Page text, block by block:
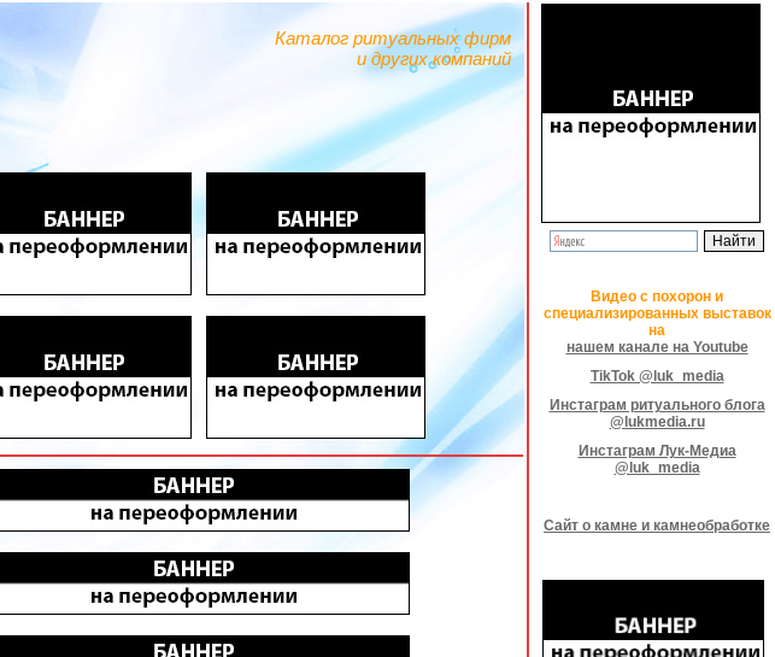
Каталог ритуальных фирм
и других компаний
Видео с похорон и
специализированных выставок
на
нашем канале на Youtube
TikTok @luk_media
Инстаграм ритуального блога
@lukmedia.ru
Инстаграм Лук-Медиа
@luk_media
Сайт о камне и камнеобработке